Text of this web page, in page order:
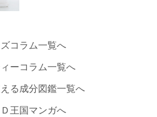
コラム一覧へ
ーコラム一覧へ
る成分図鑑一覧へ
王国マンガへ